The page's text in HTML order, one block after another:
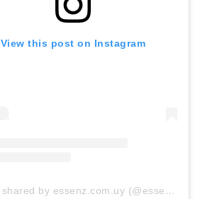
View this post on Instagram
A post shared by essenz.com.uy (@essenz.com.uy)